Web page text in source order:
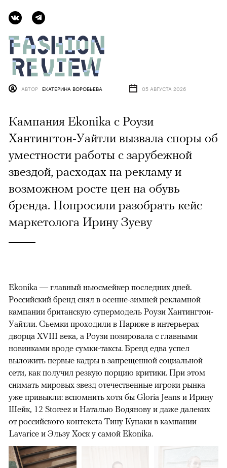
АВТОР ЕКАТЕРИНА ВОРОБЬЕВА 05 АВГУСТА 2026
Кампания Ekonika с Роузи
Хантингтон-Уайтли вызвала споры об
уместности работы с зарубежной
звездой, расходах на рекламу и
возможном росте цен на обувь
бренда. Попросили разобрать кейс
маркетолога Ирину Зуеву
Ekonika — главный ньюсмейкер последних дней.
Российский бренд снял в осенне-зимней рекламной
кампании британскую супермодель Роузи Хантингтон-
Уайтли. Cъемки проходили в Париже в интерьерах
дворца XVIII века, а Роузи позировала с главными
новинками вроде сумки-таксы. Бренд едва успел
выложить первые кадры в запрещенной социальной
сети, как получил резкую порцию критики. При этом
снимать мировых звезд отечественные игроки рынка
уже привыкли: вспомнить хотя бы Gloria Jeans и Ирину
Шейк, 12 Storeez и Наталью Водянову и даже далеких
от российского контекста Тину Кунаки в кампании
Lavarice и Эльзу Хоск у самой Ekonika.